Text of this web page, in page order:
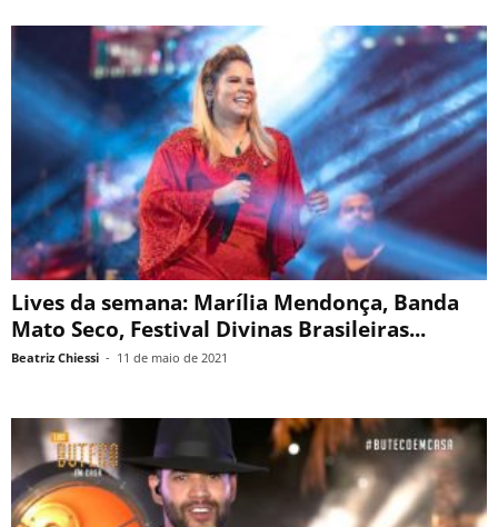
Lives da semana: Marília Mendonça, Banda
Mato Seco, Festival Divinas Brasileiras...
Beatriz Chiessi - 11 de maio de 2021